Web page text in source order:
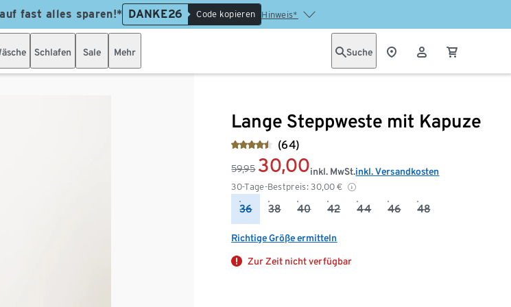
fast alles sparen!* DANKE26 Code kopieren Hinweis*
Schlafen Sale Mehr Suche
Lange Steppweste mit Kapuze
(64)
59,95 30,00
30-Tage-Bestpreis: 30,00 €
inkl. MwSt.inkl. Versandkosten
36 38 40 42 44 46 48
Richtige Größe ermitteln
Zur Zeit nicht verfügbar